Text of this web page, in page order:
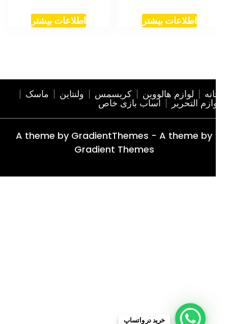
اطلاعات بیشتر اطلاعات بیشتر
لوازم هالووین کریسمس ولنتاین ماسک
التحریر اساب بازی خاص
A theme by GradientThemes - A theme by
Gradient Themes
خرید در واتساپ